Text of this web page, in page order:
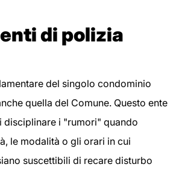
di polizia
del singolo condominio
quella del Comune. Questo ente
disciplinare i "rumori" quando
le modalità o gli orari in cui
suscettibili di recare disturbo